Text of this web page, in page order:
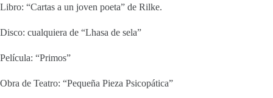
Libro: “Cartas a un joven poeta” de Rilke.
Disco: cualquiera de “Lhasa de sela”
Película: “Primos”
Obra de Teatro: “Pequeña Pieza Psicopática”